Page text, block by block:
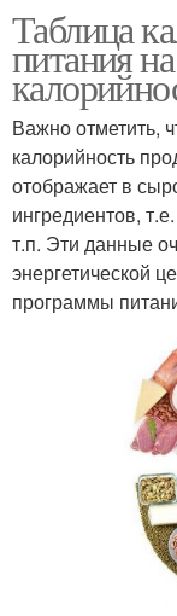
Таблица
питания
Важно отметить,
калорийность
отображает в
ингредиентов,
т.п. Эти данные
энергетической
программы